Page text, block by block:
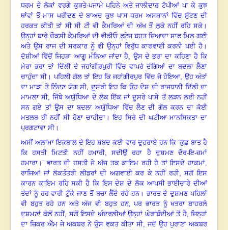
ਧਰਮ ਦੇ ਲੋਕਾਂ ਵਰਗੇ ਕੁੜਤੇ-ਪਜਾਮੇ ਪਹਿਨੇ ਅਤੇ ਜਾਲੀਦਾਰ ਟੋਪੀਆਂ ਪਾ ਕੇ ਕੁਝ
ਥਾਂਵਾਂ ਤੋਂ ਮਾਸ ਖਰੀਦਣ ਦੇ ਬਾਅਦ ਕੁਝ ਖਾਸ ਧਰਮ ਅਸਥਾਨਾਂ ਵਿੱਚ ਸੁੱਟਣ ਦੀ
ਹਰਕਤ ਕੀਤੀ ਤਾਂ ਸੀ ਸੀ ਟੀ ਵੀ ਕੈਮਰਿਆਂ ਦੀ ਅੱਖ ਤੋਂ ਲੁਕੇ ਨਹੀਂ ਰਹਿ ਸਕੇ ।
ਉਨ੍ਹਾਂ ਬਾਰੇ ਚੌਕਸੀ ਕੈਮਰਿਆਂ ਦੀ ਵੀਡੀਓ ਫੁਟੇਜ ਬਹੁਤ ਜ਼ਿਆਦਾ ਸਾਫ ਮਿਲ ਗਈ
ਅਤੇ ਉਸ ਰਾਜ ਦੀ ਸਰਕਾਰ ਨੂੰ ਵੀ ਉਨ੍ਹਾਂ ਵਿਰੁੱਧ ਕਾਰਵਾਈ ਕਰਨੀ ਪਈ ਹੈ ।
ਦੋਸ਼ੀਆਂ ਵਿੱਚੋਂ ਜਿਹੜਾ ਆਗੂ ਮੰਨਿਆ ਜਾਂਦਾ ਹੈ, ਉਸ ਦੇ ਭਰਾ ਦਾ ਕਹਿਣਾ ਹੈ ਕਿ
ਮੇਰਾ ਭਰਾ ਤਾਂ ਦਿੱਲੀ ਦੇ ਜਹਾਂਗੀਰਪੁਰੀ ਵਿੱਚ ਵਾਪਰੇ ਦੰਗਿਆਂ ਦਾ ਬਦਲਾ ਲੈਣਾ
ਚਾਹੁੰਦਾ ਸੀ। ਪਹਿਲੀ ਗੱਲ ਤਾਂ ਇਹ ਕਿ ਜਹਾਂਗੀਰਪੁਰ ਵਿੱਚ ਜੋ ਹੋਇਆ, ਉਹ ਅੰਤਾਂ
ਦਾ ਮਾੜਾ ਤੇ ਨਿੰਦਣ ਯੋਗ ਸੀ, ਦੂਸਰੀ ਇਹ ਕਿ ਉਹ ਦੇਸ਼ ਦੀ ਰਾਜਧਾਨੀ ਦਿੱਲੀ ਦਾ
ਮਾਮਲਾ ਸੀ,ਜਿੱਥੇ ਅਯੁੱਧਿਆ ਦੇ ਲੋਕ ਇੱਕ ਜਾਂ ਦੂਸਰੇ ਪਾਸੇ ਤੋਂ ਲੜਨ ਲਈ ਨਹੀਂ
ਸਨ ਗਏ ਤਾਂ ਉਸ ਦਾ ਬਦਲਾ ਅਯੁੱਧਿਆ ਵਿੱਚ ਲੈਣ ਦੀ ਗੱਲ ਕਰਨ ਦਾ ਕੋਈ
ਮਤਲਬ ਹੀ ਨਹੀਂ ਸੀ ਹੋਣਾ ਚਾਹੀਦਾ।ਇਹ ਸਿਰੇ ਦੀ ਘਟੀਆ ਮਾਨਸਿਕਤਾ ਦਾ
ਪ੍ਰਗਟਾਵਾ ਸੀ।
ਅਸੀਂ ਅਲਾਮਾ ਇਕਬਾਲ ਦੇ ਇਹ ਸ਼ਬਦ ਕਈ ਵਾਰ ਦੁਹਰਾਏ ਹਨ ਕਿ ‘ਕੁਛ ਬਾਤ ਹੈ
ਕਿ ਹਸਤੀ ਮਿਟਤੀ ਨਹੀਂ ਹਮਾਰੀ,ਸਦੀਉਂ ਰਹਾ ਹੈ ਦੁਸ਼ਮਣ ਦੌਰ-ਇ-ਜ਼ਮਾਂ
ਹਮਾਰਾ ।’ ਭਾਰਤ ਦੀ ਹਸਤੀ ਜੇ ਅੱਜ ਤਕ ਕਾਇਮ ਰਹੀ ਹੈ ਤਾਂ ਇਸਦੇ ਹਾਕਮਾਂ,
ਰਾਜਿਆਂ ਜਾਂ ਲੋਕਤੰਤਰੀ ਲੀਡਰਾਂ ਦੀ ਅਗਵਾਈ ਕਰ ਕੇ ਨਹੀਂ ਰਹੀ,ਸਗੋਂ ਇਸ
ਕਾਰਨ ਕਾਇਮ ਰਹਿ ਸਕੀ ਹੈ ਕਿ ਇਸ ਦੇਸ਼ ਦੇ ਲੋਕ ਆਪਸੀ ਭਾਈਚਾਰੇ ਦੀਆਂ
ਤੰਦਾਂ ਨੂੰ ਹਰ ਵਾਰੀ ਟੁੱਕੇ ਜਾਣ ਤੋਂ ਬਚਾ ਲੈਂਦੇ ਰਹੇ ਹਨ। ਭਾਰਤ ਦੇ ਦੁਸ਼ਮਣ ਪਹਿਲਾਂ
ਵੀ ਬਹੁਤ ਰਹੇ ਹਨ ਅਤੇ ਅੱਜ ਵੀ ਬਹੁਤ ਹਨ,ਪਰ ਭਾਰਤ ਨੂੰ ਖਤਰਾ ਬਾਹਰਲੇ
ਦੁਸ਼ਮਣਾਂ ਕੋਲੋਂ ਨਹੀਂ, ਸਗੋਂ ਇਸਦੇ ਅੰਦਰਲੀਆਂ ਉਨ੍ਹਾਂ ਘੇਰਾਬੰਦੀਆਂ ਤੋਂ ਹੈ, ਜਿਨ੍ਹਾਂ
ਦਾ ਜ਼ਿਕਰ ਐੱਮ ਜੇ ਅਕਬਰ ਨੇ ਉਸ ਵਕਤ ਕੀਤਾ ਸੀ, ਜਦੋਂ ਉਹ ਪੁਰਾਣਾ ਅਕਬਰ